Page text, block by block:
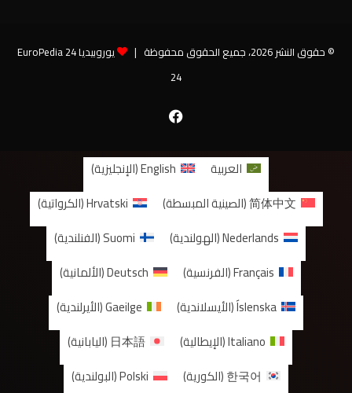
© حقوق النشر 2026، جميع الحقوق محفوظة |
يوروبيديا 24 EuroPedia
24
العربية English
(الإنجليزية)
简体中文
(الصينية المبسطة)
Hrvatski
(الكرواتية)
Nederlands
(الهولندية)
Suomi
(الفنلندية)
Français
(الفرنسية)
Deutsch
(الألمانية)
Íslenska
(الأيسلاندية)
Gaeilge
(الأيرلندية)
Italiano
(الإيطالية)
日本語
(اليابانية)
한국어
(الكورية)
Polski
(البولندية)